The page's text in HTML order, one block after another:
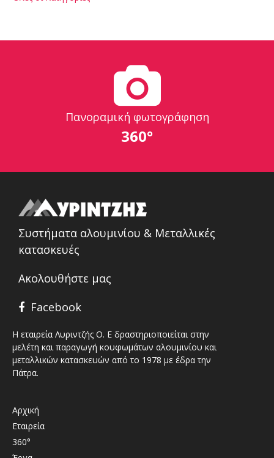
Πανοραμική φωτογράφηση
360°
Συστήματα αλουμινίου & Μεταλλικές
κατασκευές
Ακολουθήστε μας
Facebook
Η εταιρεία Λυριντζής Ο. Ε δραστηριοποιείται στην
μελέτη και παραγωγή κουφωμάτων αλουμινίου και
μεταλλικών κατασκευών από το 1978 με έδρα την
Πάτρα.
Αρχική
Εταιρεία
360°